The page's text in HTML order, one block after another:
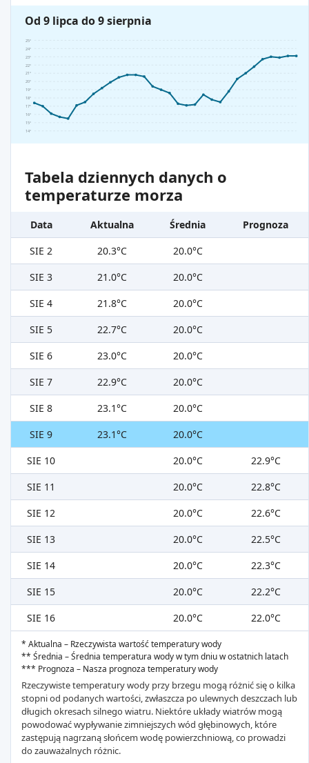
Od 9 lipca do 9 sierpnia
14°
15°
16°
17°
18°
19°
20°
21°
22°
23°
24°
25°
Tabela dziennych danych o
temperaturze morza
Data Aktualna Średnia
Prognoza
SIE 2
20.3°C
20.0°C
SIE 3
21.0°C
20.0°C
SIE 4
21.8°C
20.0°C
SIE 5
22.7°C
20.0°C
SIE 6
23.0°C
20.0°C
SIE 7
22.9°C
20.0°C
SIE 8
23.1°C
20.0°C
SIE 9
23.1°C
20.0°C
SIE 10
20.0°C
22.9°C
SIE 11
20.0°C
22.8°C
SIE 12
20.0°C
22.6°C
SIE 13
20.0°C
22.5°C
SIE 14
20.0°C
22.3°C
SIE 15
20.0°C
22.2°C
SIE 16
20.0°C 22.0°C
* Aktualna – Rzeczywista wartość temperatury wody
** Średnia – Średnia temperatura wody w tym dniu w ostatnich latach
*** Prognoza – Nasza prognoza temperatury wody
Rzeczywiste temperatury wody przy brzegu mogą różnić się o kilka
stopni od podanych wartości, zwłaszcza po ulewnych deszczach lub
długich okresach silnego wiatru. Niektóre układy wiatrów mogą
powodować wypływanie zimniejszych wód głębinowych, które
zastępują nagrzaną słońcem wodę powierzchniową, co prowadzi
do zauważalnych różnic.